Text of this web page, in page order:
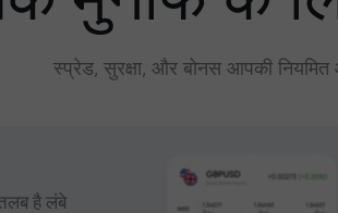
स्प्रेड, सुरक्षा, और बोनस आपकी
है लंबे